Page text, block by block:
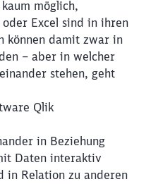
möglich,
Excel sind in ihren
können damit zwar in
– aber in welcher
stehen, geht
Qlik
in Beziehung
Daten interaktiv
in Relation zu anderen